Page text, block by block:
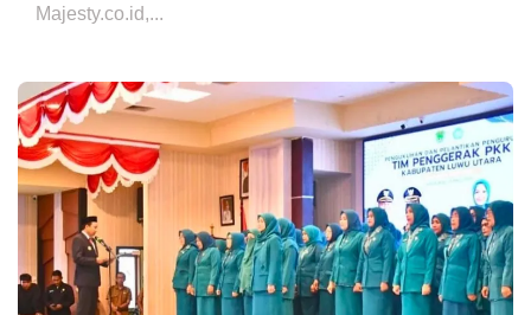
Majesty.co.id,...